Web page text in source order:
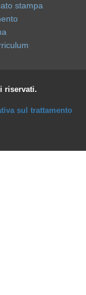
stampa
riservati.
sul trattamento